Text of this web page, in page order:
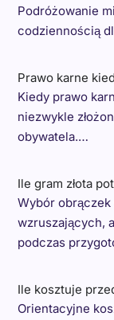
Podróżowanie
codziennością
Prawo karne
Kiedy prawo
niezwykle
obywatela.…
Ile gram złota
Wybór
wzruszających,
podczas
Ile kosztuje
Orientacyjne